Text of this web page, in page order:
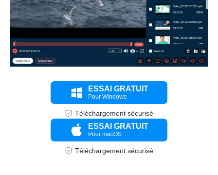
Étape 2.
ESSAI GRATUIT
Pour Windows
Téléchargement sécurisé
ESSAI GRATUIT
Pour macOS
Téléchargement sécurisé